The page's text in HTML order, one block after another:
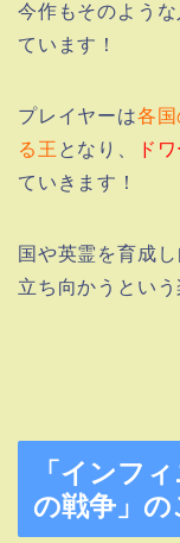
今作もそのよう
ています！
プレイヤーは各
る王 となり、 ド
ていきます！
国や英霊を育成
立ち向かうとい
「インフ
の戦争」の